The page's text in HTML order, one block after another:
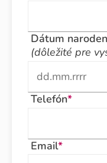
Dátum
(dôležité pre
Telefón*
Email*